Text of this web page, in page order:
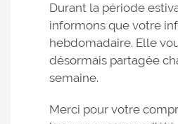
Durant la période
informons que votre
hebdomadaire. Elle
désormais partagée
semaine.
Merci pour votre